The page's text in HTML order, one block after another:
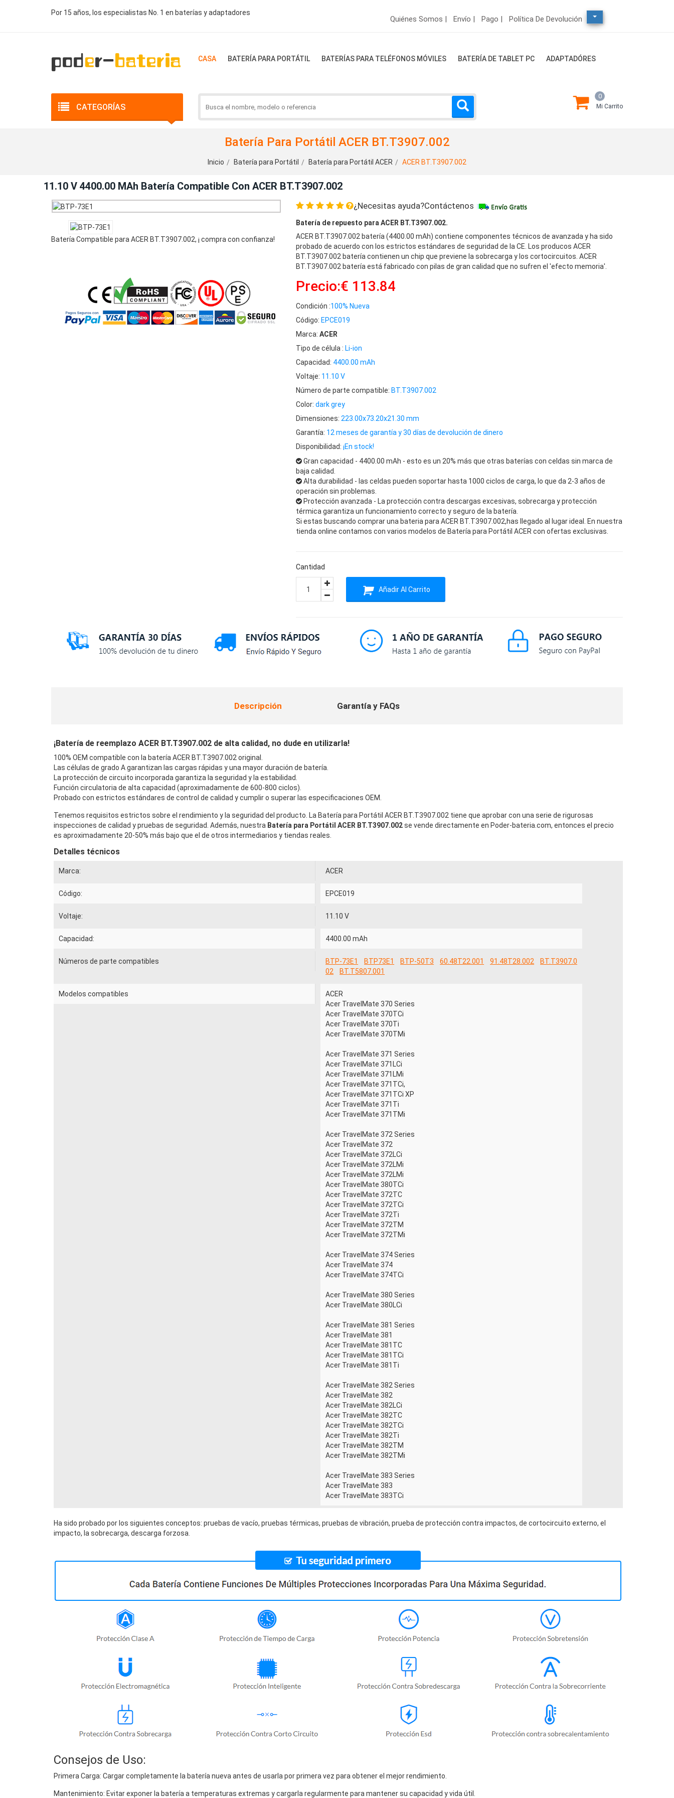
Por 15 años, los especialistas No. 1 en baterías y adaptadores
Quiénes Somos | Envío | Pago | Política De Devolución
CASA BATERÍA PARA PORTÁTIL BATERÍAS PARA TELÉFONOS MÓVILES BATERÍA DE TABLET PC ADAPTADÓRES
CATEGORÍAS
0
Mi Carrito
Batería Para Portátil ACER BT.T3907.002
Inicio Batería para Portátil Batería para Portátil ACER ACER BT.T3907.002
11.10 V 4400.00 MAh Batería Compatible Con ACER BT.T3907.002
Batería Compatible para ACER BT.T3907.002, ¡ compra con confianza!
¿Necesitas ayuda?Contáctenos
Batería de repuesto para ACER BT.T3907.002.
ACER BT.T3907.002 batería (4400.00 mAh) contiene componentes técnicos de avanzada y ha sido
probado de acuerdo con los estrictos estándares de seguridad de la CE. Los producos ACER
BT.T3907.002 batería contienen un chip que previene la sobrecarga y los cortocircuitos. ACER
BT.T3907.002 batería está fabricado con pilas de gran calidad que no sufren el 'efecto memoria'.
Precio:€ 113.84
Condición :100% Nueva
Código: EPCE019
Marca: ACER
Tipo de célula : Li-ion
Capacidad: 4400.00 mAh
Voltaje: 11.10 V
Número de parte compatible: BT.T3907.002
Color: dark grey
Dimensiones: 223.00x73.20x21.30 mm
Garantía: 12 meses de garantía y 30 días de devolución de dinero
Disponibilidad: ¡En stock!
Gran capacidad - 4400.00 mAh - esto es un 20% más que otras baterías con celdas sin marca de
baja calidad.
Alta durabilidad - las celdas pueden soportar hasta 1000 ciclos de carga, lo que da 2-3 años de
operación sin problemas.
Protección avanzada - La protección contra descargas excesivas, sobrecarga y protección
térmica garantiza un funcionamiento correcto y seguro de la batería.
Si estas buscando comprar una bateria para ACER BT.T3907.002,has llegado al lugar ideal. En nuestra
tienda online contamos con varios modelos de Batería para Portátil ACER con ofertas exclusivas.
Cantidad
Añadir Al Carrito
Descripción Garantía y FAQs
¡Batería de reemplazo ACER BT.T3907.002 de alta calidad, no dude en utilizarla!
100% OEM compatible con la batería ACER BT.T3907.002 original.
Las células de grado A garantizan las cargas rápidas y una mayor duración de batería.
La protección de circuito incorporada garantiza la seguridad y la estabilidad.
Función circulatoria de alta capacidad (aproximadamente de 600-800 ciclos).
Probado con estrictos estándares de control de calidad y cumplir o superar las especificaciones OEM.
Tenemos requisitos estrictos sobre el rendimiento y la seguridad del producto. La Batería para Portátil ACER BT.T3907.002 tiene que aprobar con una serie de rigurosas
inspecciones de calidad y pruebas de seguridad. Además, nuestra Batería para Portátil ACER BT.T3907.002se vende directamente en Poder-bateria.com, entonces el precio
es aproximadamente 20-50% más bajo que el de otros intermediarios y tiendas reales.
Detalles técnicos
Marca: ACER
Código: EPCE019
Voltaje: 11.10 V
Capacidad: 4400.00 mAh
Números de parte compatibles BTP-73E1 BTP73E1 BTP-50T3 60.48T22.001 91.48T28.002
BT.T3907.0
02
BT.T5807.001
Modelos compatibles
ACER
Acer TravelMate 370 Series
Acer TravelMate 370TCi
Acer TravelMate 370Ti
Acer TravelMate 370TMi
Acer TravelMate 371 Series
Acer TravelMate 371LCi
Acer TravelMate 371LMi
Acer TravelMate 371TCi,
Acer TravelMate 371TCi XP
Acer TravelMate 371Ti
Acer TravelMate 371TMi
Acer TravelMate 372 Series
Acer TravelMate 372
Acer TravelMate 372LCi
Acer TravelMate 372LMi
Acer TravelMate 372LMi
Acer TravelMate 380TCi
Acer TravelMate 372TC
Acer TravelMate 372TCi
Acer TravelMate 372Ti
Acer TravelMate 372TM
Acer TravelMate 372TMi
Acer TravelMate 374 Series
Acer TravelMate 374
Acer TravelMate 374TCi
Acer TravelMate 380 Series
Acer TravelMate 380LCi
Acer TravelMate 381 Series
Acer TravelMate 381
Acer TravelMate 381TC
Acer TravelMate 381TCi
Acer TravelMate 381Ti
Acer TravelMate 382 Series
Acer TravelMate 382
Acer TravelMate 382LCi
Acer TravelMate 382TC
Acer TravelMate 382TCi
Acer TravelMate 382Ti
Acer TravelMate 382TM
Acer TravelMate 382TMi
Acer TravelMate 383 Series
Acer TravelMate 383
Acer TravelMate 383TCi
Ha sido probado por los siguientes conceptos: pruebas de vacío, pruebas térmicas, pruebas de vibración, prueba de protección contra impactos, de cortocircuito externo, el
impacto, la sobrecarga, descarga forzosa.
Consejos de Uso:
Primera Carga: Cargar completamente la batería nueva antes de usarla por primera vez para obtener el mejor rendimiento.
Mantenimiento: Evitar exponer la batería a temperaturas extremas y cargarla regularmente para mantener su capacidad y vida útil.